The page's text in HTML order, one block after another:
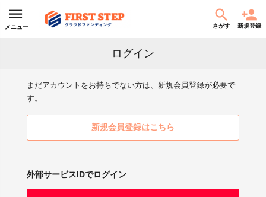
メニュー さがす 新規登録
ログイン
まだアカウントをお持ちでない方は、新規会員登録が必要で
す。
新規会員登録はこちら
外部サービスIDでログイン